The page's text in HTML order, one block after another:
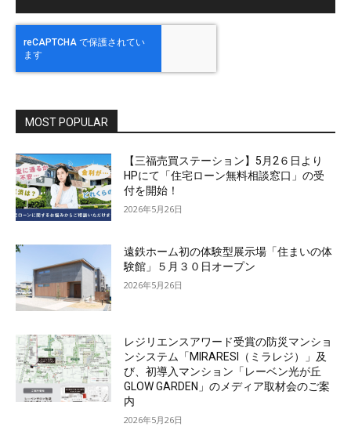
MOST POPULAR
【三福売買ステーション】5月2６日より
HPにて「住宅ローン無料相談窓口」の受
付を開始！
2026年5月26日
遠鉄ホーム初の体験型展示場「住まいの体
験館」５月３０日オープン
2026年5月26日
レジリエンスアワード受賞の防災マンショ
ンシステム「MIRARESI（ミラレジ）」及
び、初導入マンション「レーベン光が丘
GLOW GARDEN」のメディア取材会のご案
内
2026年5月26日